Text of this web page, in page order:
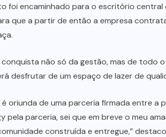
foi encaminhado para o escritório
que a partir de então a empresa
conquista não só da gestão, mas de
desfrutar de um espaço de lazer de
oriunda de uma parceria firmada entre a
pela parceria, sei que em breve o meu
construída e entregue,”